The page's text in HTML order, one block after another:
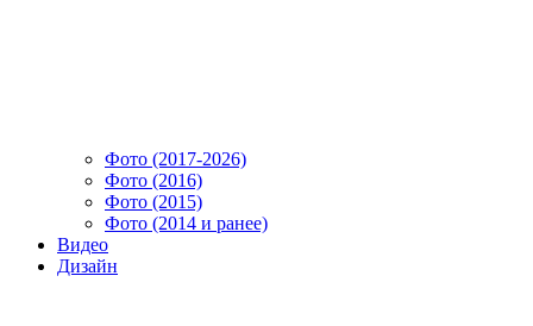
Фото (2017-2026)
Фото (2016)
Фото (2015)
Фото (2014 и ранее)
Видео
Дизайн